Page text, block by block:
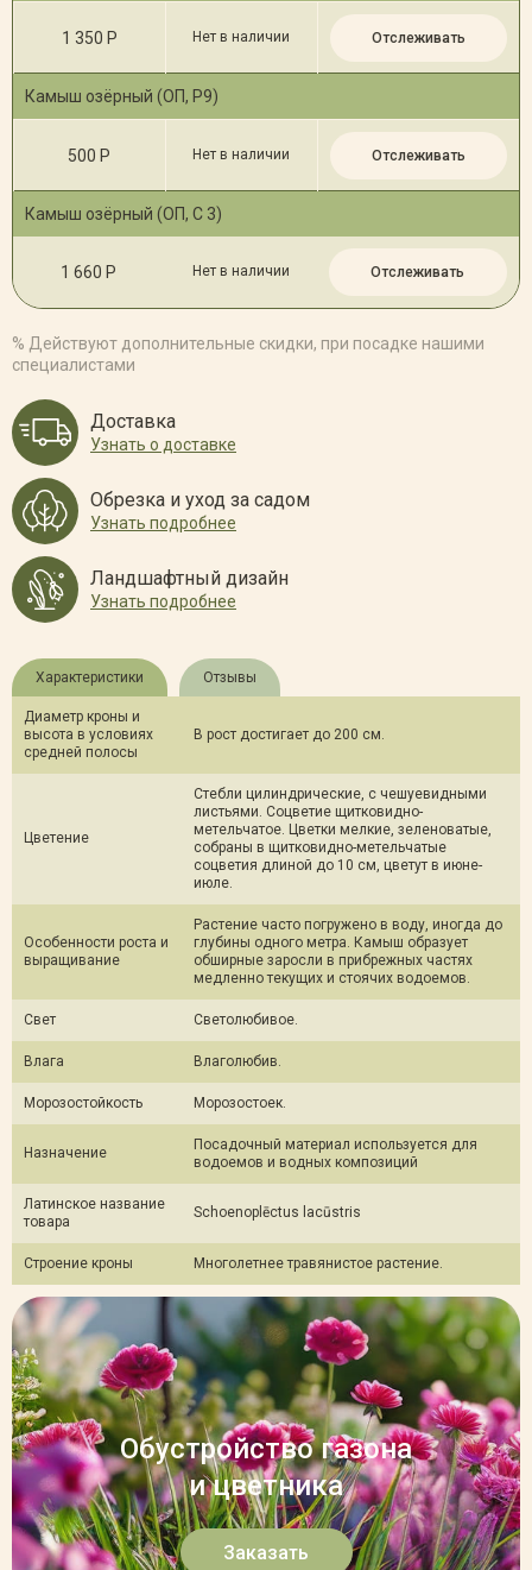
1 350 Р Нет в наличии Отслеживать
Камыш озёрный (ОП, Р9)
500 Р Нет в наличии Отслеживать
Камыш озёрный (ОП, С 3)
1 660 Р Нет в наличии Отслеживать
% Действуют дополнительные скидки, при посадке нашими
специалистами
Доставка
Узнать о доставке
Обрезка и уход за садом
Узнать подробнее
Ландшафтный дизайн
Узнать подробнее
Характеристики Отзывы
Диаметр кроны и
высота в условиях
средней полосы
В рост достигает до 200 см.
Цветение
Стебли цилиндрические, с чешуевидными
листьями. Соцветие щитковидно-
метельчатое. Цветки мелкие, зеленоватые,
собраны в щитковидно-метельчатые
соцветия длиной до 10 см, цветут в июне-
июле.
Особенности роста и
выращивание
Растение часто погружено в воду, иногда до
глубины одного метра. Камыш образует
обширные заросли в прибрежных частях
медленно текущих и стоячих водоемов.
Свет Светолюбивое.
Влага Влаголюбив.
Морозостойкость Морозостоек.
Назначение
Посадочный материал используется для
водоемов и водных композиций
Латинское название
товара
Schoenoplēctus lacūstris
Строение кроны Многолетнее травянистое растение.
Обустройство газона
и цветника
Заказать